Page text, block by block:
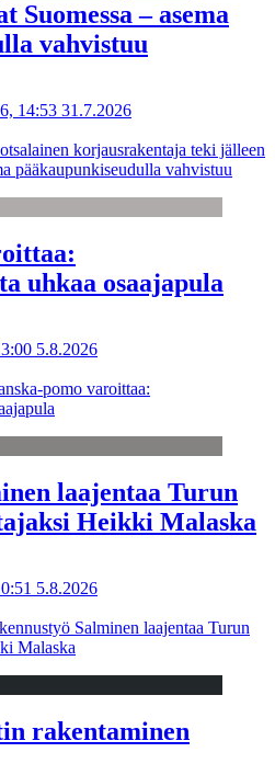
Suomessa – asema
vahvistuu
14:53 31.7.2026
korjausrakentaja teki jälleen
pääkaupunkiseudulla vahvistuu
uhkaa osaajapula
5.8.2026
pomo varoittaa:
laajentaa Turun
Heikki Malaska
5.8.2026
Salminen laajentaa Turun
Malaska
rakentaminen